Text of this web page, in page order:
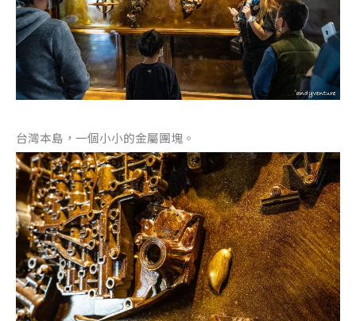
台灣本島，一個小小的金屬團塊。